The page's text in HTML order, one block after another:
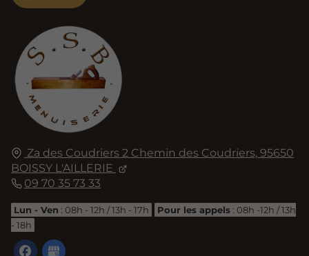
Za des Coudriers 2 Chemin des Coudriers, 95650
BOISSY L'AILLERIE
09 70 35 73 33
Lun - Ven : 08h - 12h / 13h - 17h Pour les appels : 08h -12h / 13h
- 18h